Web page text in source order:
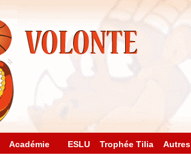
Académie ESLU Trophée Tilia Autres